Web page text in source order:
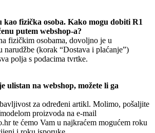
fizička osoba. Kako mogu dobiti R1
putem webshop-a?
fizičkim osobama, dovoljno je u
narudžbe (korak “Dostava i plaćanje”)
polja s podacima tvrtke.
na webshop, možete li ga
za određeni artikl. Molimo, pošaljite
proizvoda na e-mail
te ćemo Vam u najkraćem mogućem roku